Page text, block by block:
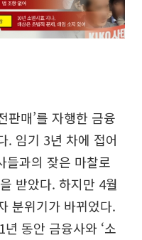
판매’를 자행한 금융
. 임기 3년 차에 접어
들과의 잦은 마찰로
받았다. 하지만 4월
분위기가 바뀌었다.
년 동안 금융사와 ‘소